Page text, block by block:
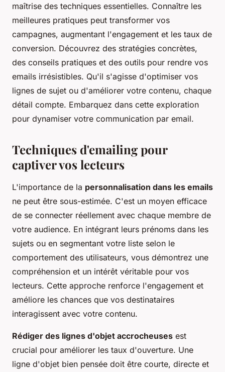
maîtrise des techniques essentielles. Connaître les
meilleures pratiques peut transformer vos
campagnes, augmentant l'engagement et les taux de
conversion. Découvrez des stratégies concrètes,
des conseils pratiques et des outils pour rendre vos
emails irrésistibles. Qu'il s'agisse d'optimiser vos
lignes de sujet ou d'améliorer votre contenu, chaque
détail compte. Embarquez dans cette exploration
pour dynamiser votre communication par email.
Techniques d'emailing pour
captiver vos lecteurs
L'importance de la personnalisation dans les emails
ne peut être sous-estimée. C'est un moyen efficace
de se connecter réellement avec chaque membre de
votre audience. En intégrant leurs prénoms dans les
sujets ou en segmentant votre liste selon le
comportement des utilisateurs, vous démontrez une
compréhension et un intérêt véritable pour vos
lecteurs. Cette approche renforce l'engagement et
améliore les chances que vos destinataires
interagissent avec votre contenu.
Rédiger des lignes d'objet accrocheuses est
crucial pour améliorer les taux d'ouverture. Une
ligne d'objet bien pensée doit être courte, directe et